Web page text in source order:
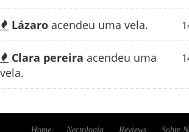
Lázaro acendeu uma vela.
Clara pereira acendeu uma
vela.
Home Necrologia Reviews Sobre